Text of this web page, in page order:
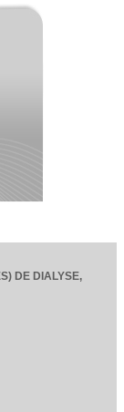
les partenaires
DE DIALYSE,